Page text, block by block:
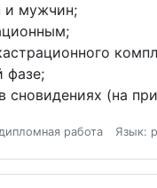
и мужчин;
фазе;
(на
работа Язык: